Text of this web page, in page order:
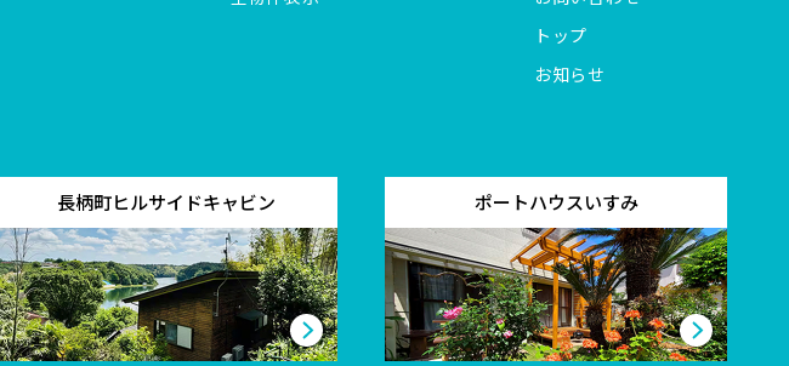
トップ
お知らせ
長柄町ヒルサイドキャビン ポートハウスいすみ